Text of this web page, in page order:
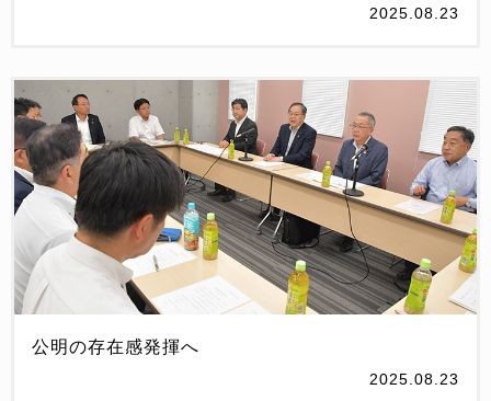
2025.08.23
公明の存在感発揮へ
2025.08.23